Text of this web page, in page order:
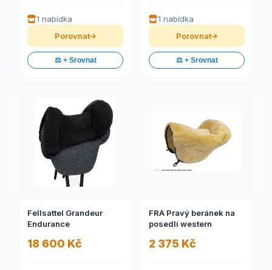
1 nabídka
Porovnat
⚖️ + Srovnat
1 nabídka
Porovnat
⚖️ + Srovnat
Fellsattel Grandeur
Endurance
18 600 Kč
FRA Pravý beránek na
posedlí western
2 375 Kč